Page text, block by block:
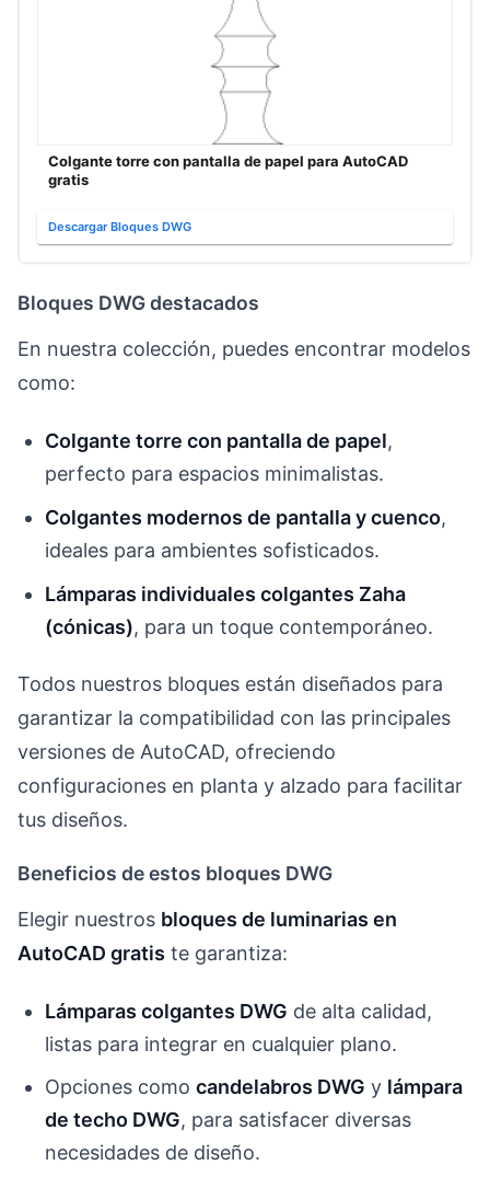
Colgante torre con pantalla de papel para AutoCAD
gratis
Descargar Bloques DWG
Bloques DWG destacados
En nuestra colección, puedes encontrar modelos
como:
Colgante torre con pantalla de papel,
perfecto para espacios minimalistas.
Colgantes modernos de pantalla y cuenco,
ideales para ambientes sofisticados.
Lámparas individuales colgantes Zaha
(cónicas), para un toque contemporáneo.
Todos nuestros bloques están diseñados para
garantizar la compatibilidad con las principales
versiones de AutoCAD, ofreciendo
configuraciones en planta y alzado para facilitar
tus diseños.
Beneficios de estos bloques DWG
Elegir nuestros bloques de luminarias en
AutoCAD gratis te garantiza:
Lámparas colgantes DWG de alta calidad,
listas para integrar en cualquier plano.
Opciones comocandelabros DWG y lámpara
de techo DWG, para satisfacer diversas
necesidades de diseño.